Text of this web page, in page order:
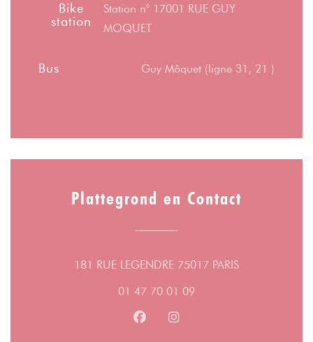
Bike
station
Station n° 17001 RUE GUY
MOQUET
Bus Guy Môquet (ligne 31, 21 )
Plattegrond en Contact
181 RUE LEGENDRE 75017 PARIS((opent in een
01 47 70 01 09
Facebook ((opent in een nieuw
Instagram ((opent in een